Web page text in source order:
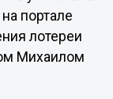
портале
лотереи
Михаилом